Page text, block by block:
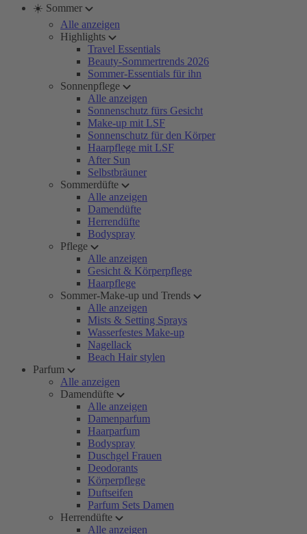
☀️ Sommer
Alle anzeigen
Highlights
Travel Essentials
Beauty-Sommertrends 2026
Sommer-Essentials für ihn
Sonnenpflege
Alle anzeigen
Sonnenschutz fürs Gesicht
Make-up mit LSF
Sonnenschutz für den Körper
Haarpflege mit LSF
After Sun
Selbstbräuner
Sommerdüfte
Alle anzeigen
Damendüfte
Herrendüfte
Bodyspray
Pflege
Alle anzeigen
Gesicht & Körperpflege
Haarpflege
Sommer-Make-up und Trends
Alle anzeigen
Mists & Setting Sprays
Wasserfestes Make-up
Nagellack
Beach Hair stylen
Parfum
Alle anzeigen
Damendüfte
Alle anzeigen
Damenparfum
Haarparfum
Bodyspray
Duschgel Frauen
Deodorants
Körperpflege
Duftseifen
Parfum Sets Damen
Herrendüfte
Alle anzeigen